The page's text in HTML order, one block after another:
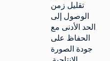
تقليل زمن
الوصول إلى
الحد الأدنى مع
الحفاظ على
جودة الصورة